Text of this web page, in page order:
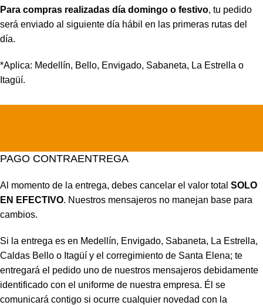
Para compras realizadas día domingo o festivo, tu pedido
será enviado al siguiente día hábil en las primeras rutas del
día.
*Aplica: Medellín, Bello, Envigado, Sabaneta, La Estrella o
Itagüí.
PAGO CONTRAENTREGA
Al momento de la entrega, debes cancelar el valor total SOLO
EN EFECTIVO. Nuestros mensajeros no manejan base para
cambios.
Si la entrega es en Medellín, Envigado, Sabaneta, La Estrella,
Caldas Bello o Itagüí y el corregimiento de Santa Elena; te
entregará el pedido uno de nuestros mensajeros debidamente
identificado con el uniforme de nuestra empresa. Él se
comunicará contigo si ocurre cualquier novedad con la